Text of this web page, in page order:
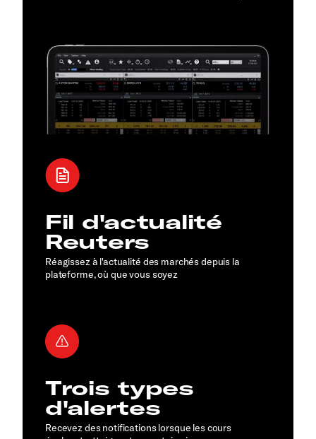
Fil d'actualité
Reuters
Réagissez à l'actualité des marchés depuis la
plateforme, où que vous soyez
Trois types
d'alertes
Recevez des notifications lorsque les cours